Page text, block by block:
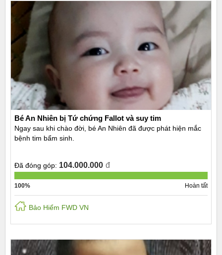
Bé An Nhiên bị Tứ chứng Fallot và suy tim
Ngay sau khi chào đời, bé An Nhiên đã được phát hiện mắc
bệnh tim bẩm sinh.
Đã đóng góp: 104.000.000 đ
100% Hoàn tất
Bảo Hiểm FWD VN